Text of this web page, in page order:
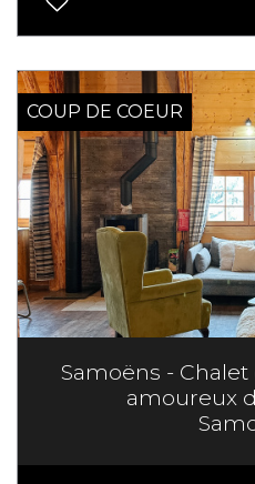
COUP DE COEUR
Samoëns -
amoureux